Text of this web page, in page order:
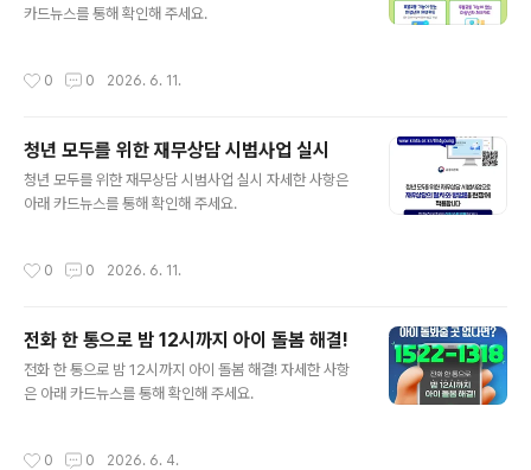
카드뉴스를 통해 확인해 주세요.
0 0 2026. 6. 11.
청년 모두를 위한 재무상담 시범사업 실시
청년 모두를 위한 재무상담 시범사업 실시 자세한 사항은
아래 카드뉴스를 통해 확인해 주세요.
0 0 2026. 6. 11.
전화 한 통으로 밤 12시까지 아이 돌봄 해결!
전화 한 통으로 밤 12시까지 아이 돌봄 해결! 자세한 사항
은 아래 카드뉴스를 통해 확인해 주세요.
0 0 2026. 6. 4.